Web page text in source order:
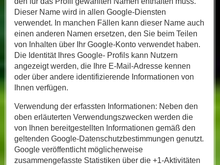
Dieser Name wird in allen Google-Diensten
verwendet. In manchen Fällen kann dieser Name auch
einen anderen Namen ersetzen, den Sie beim Teilen
von Inhalten über Ihr Google-Konto verwendet haben.
Die Identität Ihres Google- Profils kann Nutzern
angezeigt werden, die Ihre E-Mail-Adresse kennen
oder über andere identifizierende Informationen von
Ihnen verfügen.
Verwendung der erfassten Informationen: Neben den
oben erläuterten Verwendungszwecken werden die
von Ihnen bereitgestellten Informationen gemäß den
geltenden Google-Datenschutzbestimmungen genutzt.
Google veröffentlicht möglicherweise
zusammengefasste Statistiken über die +1-Aktivitäten